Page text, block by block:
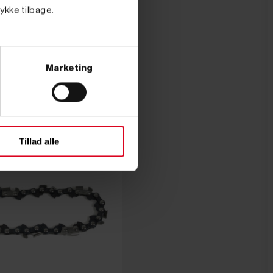
tilbage.
Marketing
Tillad alle
PRIS
- 76 led -